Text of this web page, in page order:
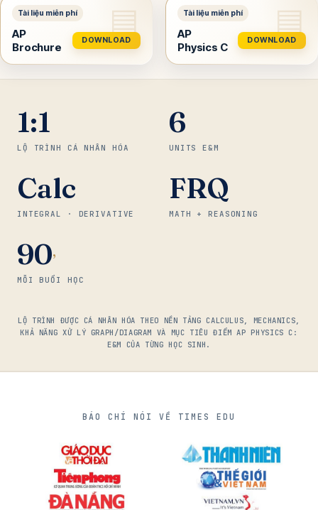
AP
Brochure
DOWNLOAD
AP
Physics C
DOWNLOAD
1:1
LỘ TRÌNH CÁ NHÂN HÓA
6
UNITS E&M
Calc
INTEGRAL · DERIVATIVE
FRQ
MATH + REASONING
90’
MỖI BUỔI HỌC
LỘ TRÌNH ĐƯỢC CÁ NHÂN HÓA THEO NỀN TẢNG CALCULUS, MECHANICS,
KHẢ NĂNG XỬ LÝ GRAPH/DIAGRAM VÀ MỤC TIÊU ĐIỂM AP PHYSICS C:
E&M CỦA TỪNG HỌC SINH.
BÁO CHÍ NÓI VỀ TIMES EDU